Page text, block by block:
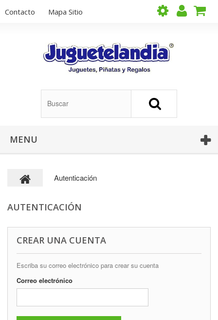
Contacto Mapa Sitio
MENU
Autenticación
AUTENTICACIÓN
CREAR UNA CUENTA
Escriba su correo electrónico para crear su cuenta
Correo electrónico